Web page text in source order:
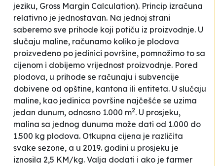
jeziku, Gross Margin Calculation). Princip izračuna
relativno je jednostavan. Na jednoj strani
saberemo sve prihode koji potiču iz proizvodnje. U
slučaju maline, računamo koliko je plodova
proizvedeno po jedinici površine, pomnožimo to sa
cijenom i dobijemo vrijednost proizvodnje. Pored
plodova, u prihode se računaju i subvencije
dobivene od opštine, kantona ili entiteta. U slučaju
maline, kao jedinica površine najčešće se uzima
jedan dunum, odnosno 1.000 m2. U prosjeku,
malina sa jednog dunuma može dati od 1.000 do
1.500 kg plodova. Otkupna cijena je različita
svake sezone, a u 2019. godini u prosjeku je
iznosila 2,5 KM/kg. Valja dodati i ako je farmer